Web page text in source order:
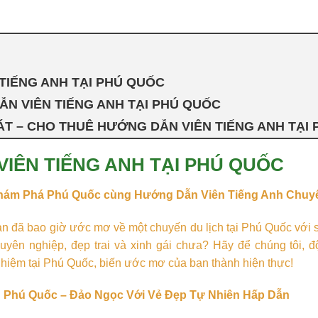
ANH TẠI PHÚ QUỐC
VIÊN TIẾNG ANH TẠI PHÚ QUỐC
– CHO THUÊ HƯỚNG DẪN VIÊN TIẾNG ANH TẠI
TIẾNG ANH TẠI PHÚ QUỐC
Phá Phú Quốc cùng Hướng Dẫn Viên Tiếng Anh
đã bao giờ ước mơ về một chuyến du lịch tại Phú Quốc với
nghiệp, đẹp trai và xinh gái chưa? Hãy để chúng tôi,
tại Phú Quốc, biến ước mơ của bạn thành hiện thực!
Phú Quốc – Đảo Ngọc Với Vẻ Đẹp Tự Nhiên Hấp Dẫn